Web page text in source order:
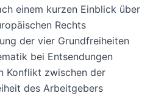
einem kurzen Einblick über
Rechts
der vier Grundfreiheiten
bei Entsendungen
Konflikt zwischen der
des Arbeitgebers